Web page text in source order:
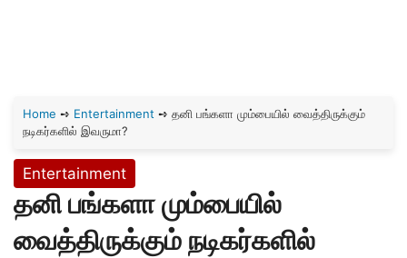
Home ➺ Entertainment ➺ தனி பங்களா மும்பையில் வைத்திருக்கும்
நடிகர்களில் இவருமா?
Entertainment
தனி பங்களா மும்பையில்
வைத்திருக்கும் நடிகர்களில்